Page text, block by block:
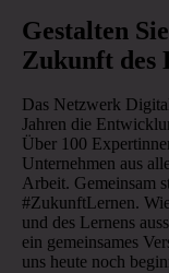
Gestalten
Zukunft des
Das Netzwerk
Jahren die
Über 100
Unternehmen aus
Arbeit. Gemeinsam
#ZukunftLernen.
und des Lernens
ein gemeinsames
uns heute noch